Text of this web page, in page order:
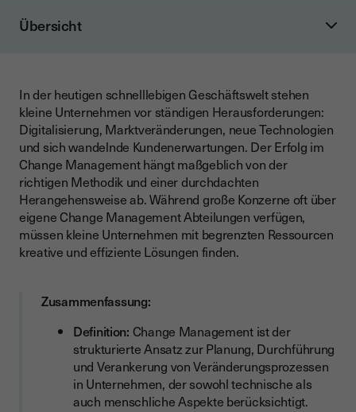
Übersicht
Warum ist Change Management für kleine Unternehmen
wichtig?
Die wichtigsten Change Management Modelle
Vergleich der wichtigsten Change Management Modelle
Das ADKAR Modell von Jeff Hiatt
Das 8-Stufen-Modell von John P. Kotter
Change Management in der Praxis: Schritt-für-Schritt
Anleitung
Vorbereitung und Planung der Veränderung
Umsetzung und Begleitung des Wandels
Verankerung und Nachhaltigkeit sicherstellen
In der heutigen schnelllebigen Geschäftswelt stehen
kleine Unternehmen vor ständigen Herausforderungen:
Digitalisierung, Marktveränderungen, neue Technologien
und sich wandelnde Kundenerwartungen. Der Erfolg im
Change Management hängt maßgeblich von der
richtigen Methodik und einer durchdachten
Herangehensweise ab. Während große Konzerne oft über
eigene Change Management Abteilungen verfügen,
müssen kleine Unternehmen mit begrenzten Ressourcen
kreative und effiziente Lösungen finden.
Zusammenfassung:
Definition: Change Management ist der
strukturierte Ansatz zur Planung, Durchführung
und Verankerung von Veränderungsprozessen
in Unternehmen, der sowohl technische als
auch menschliche Aspekte berücksichtigt.